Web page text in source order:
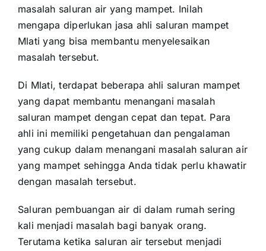
masalah saluran air yang mampet. Inilah
mengapa diperlukan jasa ahli saluran mampet
Mlati yang bisa membantu menyelesaikan
masalah tersebut.
Di Mlati, terdapat beberapa ahli saluran mampet
yang dapat membantu menangani masalah
saluran mampet dengan cepat dan tepat. Para
ahli ini memiliki pengetahuan dan pengalaman
yang cukup dalam menangani masalah saluran air
yang mampet sehingga Anda tidak perlu khawatir
dengan masalah tersebut.
Saluran pembuangan air di dalam rumah sering
kali menjadi masalah bagi banyak orang.
Terutama ketika saluran air tersebut menjadi